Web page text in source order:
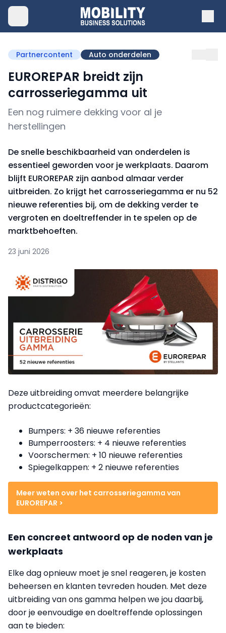
Partnercontent Auto onderdelen
EUROREPAR breidt zijn
carrosseriegamma uit
Een nog ruimere dekking voor al je
herstellingen
De snelle beschikbaarheid van onderdelen is
essentieel geworden voor je werkplaats. Daarom
blijft EUROREPAR zijn aanbod almaar verder
uitbreiden. Zo krijgt het carrosseriegamma er nu 52
nieuwe referenties bij, om de dekking verder te
vergroten en doeltreffender in te spelen op de
marktbehoeften.
23 juni 2026
Deze uitbreiding omvat meerdere belangrijke
productcategorieën:
Bumpers: + 36 nieuwe referenties
Bumperroosters: + 4 nieuwe referenties
Voorschermen: + 10 nieuwe referenties
Spiegelkappen: + 2 nieuwe referenties
Meer weten over het carrosseriegamma van
EUROREPAR >
Een concreet antwoord op de noden van je
werkplaats
Elke dag opnieuw moet je snel reageren, je kosten
beheersen en klanten tevreden houden. Met deze
uitbreiding van ons gamma helpen we jou daarbij,
door je eenvoudige en doeltreffende oplossingen
aan te bieden: